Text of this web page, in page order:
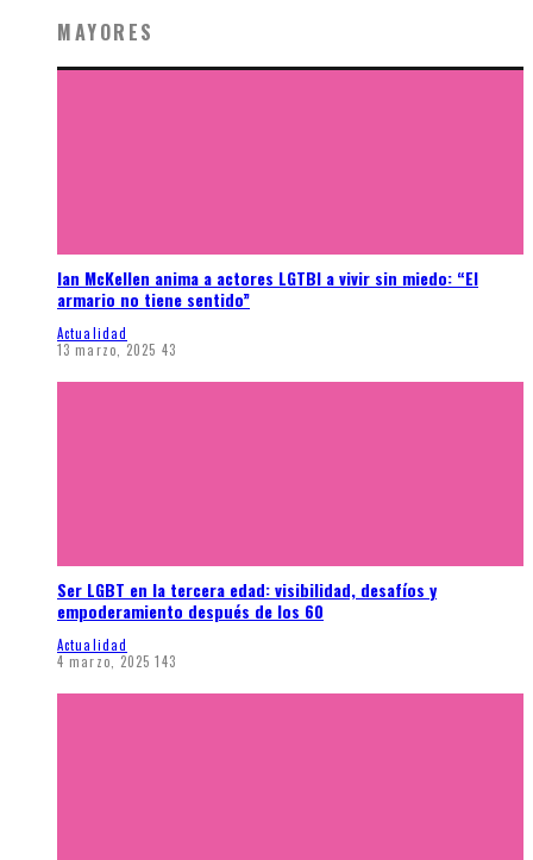
MAYORES
Ian McKellen anima a actores LGTBI a vivir sin miedo: “El
armario no tiene sentido”
Actualidad
13 marzo, 2025 43
Ser LGBT en la tercera edad: visibilidad, desafíos y
empoderamiento después de los 60
Actualidad
4 marzo, 2025 143